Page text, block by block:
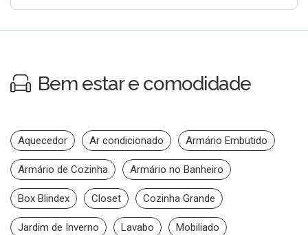
Bem estar e comodidade
Aquecedor Ar condicionado Armário Embutido
Armário de Cozinha Armário no Banheiro
Box Blindex Closet Cozinha Grande
Jardim de Inverno Lavabo Mobiliado